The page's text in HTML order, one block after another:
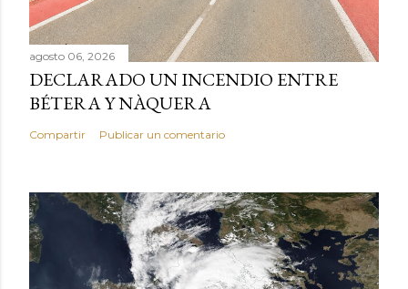
agosto 06, 2026
DECLARADO UN INCENDIO ENTRE
BÉTERA Y NÀQUERA
Compartir Publicar un comentario